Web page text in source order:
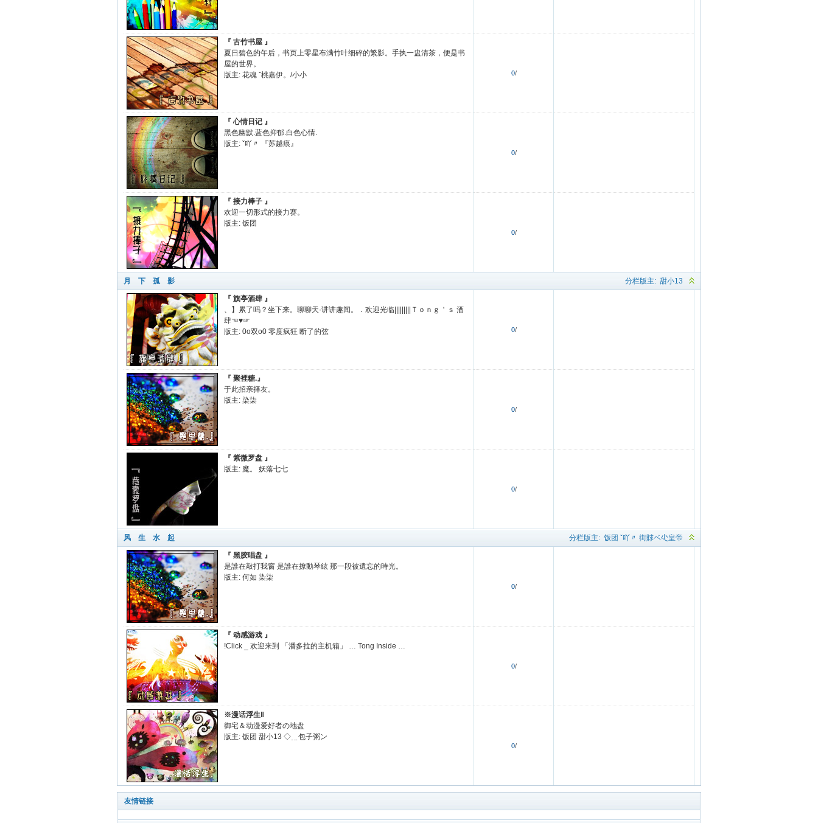
『 古竹书屋 』
夏日碧色的午后，书页上零星布满竹叶细碎的繁影。手执一盅清茶，便是书
屋的世界。
版主: 花魂 ˇ桃嘉伊。/小小 0/
『 心情日记 』
黑色幽默.蓝色抑郁.白色心情.
版主: ˇ吖〃 『苏越痕』
0/
『 接力棒子 』
欢迎一切形式的接力赛。
版主: 饭团
0/
分栏版主: 甜小13
月 下 孤 影
『 旗亭酒肆 』
、】累了吗？坐下来。聊聊天·讲讲趣闻。．欢迎光临|||||||||Ｔｏｎｇ＇ｓ 酒
肆☜♥☞
版主: 0o双o0 零度疯狂 断了的弦 0/
『 聚裡糖.』
于此招亲择友。
版主: 染柒
0/
『 紫微罗盘 』
版主: 魔。 妖落七七
0/
分栏版主: 饭团 ˇ吖〃 街賕ベ尐皇帝
风 生 水 起
『 黑胶唱盘 』
是誰在敲打我窗 是誰在撩動琴絃 那一段被遺忘的時光。
版主: 何如 染柒
0/
『 动感游戏 』
!Click _ 欢迎来到 「潘多拉的主机箱」 … Tong Inside …
0/
※漫话浮生‖
御宅＆动漫爱好者の地盘
版主: 饭团 甜小13 ◇﹎包子粥ン
0/
友情链接